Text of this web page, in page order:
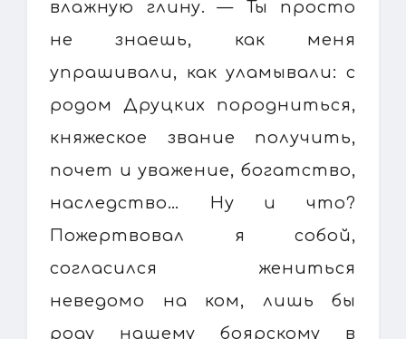
влажную глину. — Ты просто
не знаешь, как меня
упрашивали, как уламывали: с
родом Друцких породниться,
княжеское звание получить,
почет и уважение, богатство,
наследство… Ну и что?
Пожертвовал я собой,
согласился жениться
неведомо на ком, лишь бы
роду нашему боярскому в